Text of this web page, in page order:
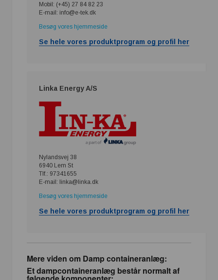
Mobil: (+45) 27 84 82 23
E-mail: info@e-tek.dk
Besøg vores hjemmeside
Se hele vores produktprogram og profil her
Linka Energy A/S
Nylandsvej 38
6940 Lem St
Tlf.: 97341655
E-mail: linka@linka.dk
Besøg vores hjemmeside
Se hele vores produktprogram og profil her
Mere viden om Damp containeranlæg:
Et dampcontaineranlæg består normalt af